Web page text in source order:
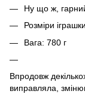
Ну що ж,
Розміри
Вага: 780 г
Впродовж
виправляла,